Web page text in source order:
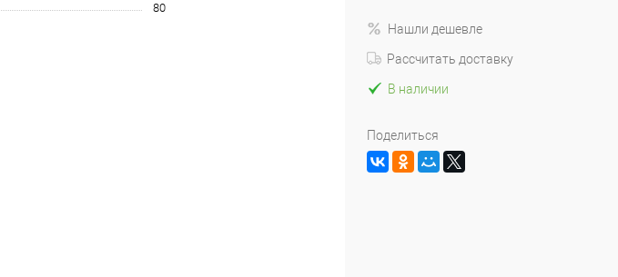
80
Нашли дешевле
Рассчитать доставку
В наличии
Поделиться